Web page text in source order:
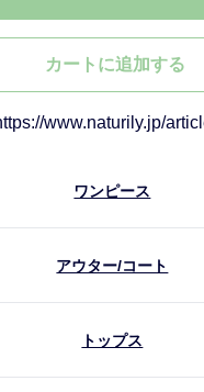
カートに追加する
ワンピース
アウター/コート
トップス